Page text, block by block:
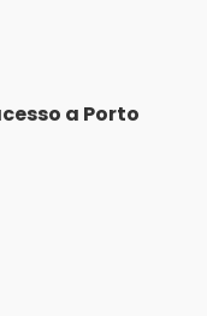
a Porto